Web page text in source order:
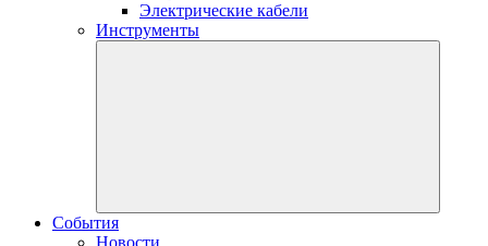
Электрические кабели
Инструменты
События
Новости